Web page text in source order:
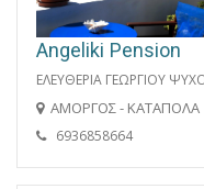
Angeliki Pension
ΕΛΕΥΘΕΡΙΑ ΓΕΩΡΓΙΟΥ
ΑΜΟΡΓΟΣ - ΚΑΤΑΠΟΛΑ
6936858664